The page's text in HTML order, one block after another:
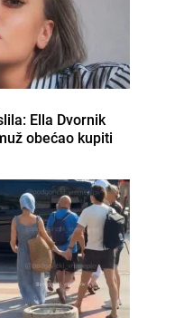
Ella Dvornik
obećao kupiti